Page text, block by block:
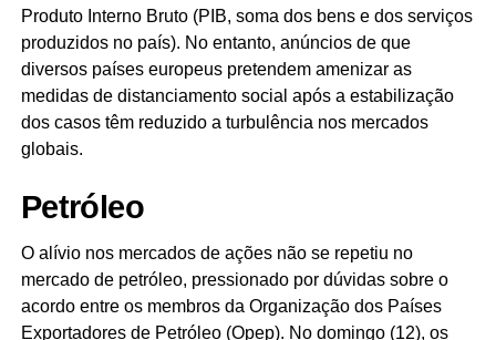
Produto Interno Bruto (PIB, soma dos bens e dos serviços
produzidos no país). No entanto, anúncios de que
diversos países europeus pretendem amenizar as
medidas de distanciamento social após a estabilização
dos casos têm reduzido a turbulência nos mercados
globais.
Petróleo
O alívio nos mercados de ações não se repetiu no
mercado de petróleo, pressionado por dúvidas sobre o
acordo entre os membros da Organização dos Países
Exportadores de Petróleo (Opep). No domingo (12), os